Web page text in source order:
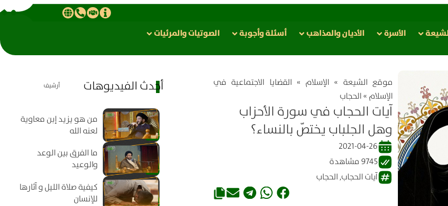
الأسرة الأدیان والمذاهب أسئلة وأجوبة الصوتیات والمرئیات
موقع الشیعة » الإسلام » القضايا الاجتماعية في
الإسلام » الحجاب
آيات الحجاب في سورة الأحزاب
وهل الجلباب يختصّ بالنساء؟
2021-04-26
9745 مشاهدة
آيات الحجاب,الحجاب
أحدث الفيديوهات أرشيف
من هو يزيد إبن معاوية
لعنه الله
ما الفرق بين الوعد
والوعيد
كيفية صلاة الليل و آثارها
للإنسان